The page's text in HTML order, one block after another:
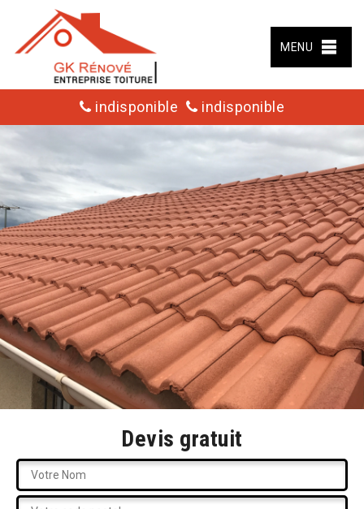
MENU
indisponible indisponible
Devis gratuit